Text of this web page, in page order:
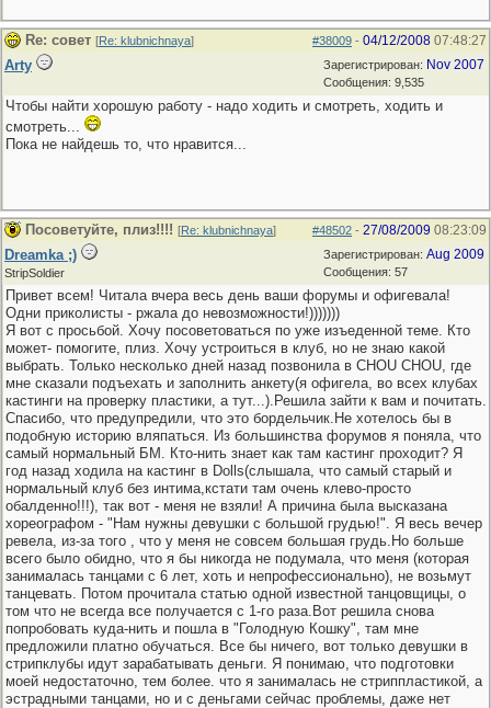
#38009 - 04/12/2008 07:48:27
Re: совет [Re: klubnichnaya]
Зарегистрирован: Nov 2007
Сообщения: 9,535
Arty
Чтобы найти хорошую работу - надо ходить и смотреть, ходить и
смотреть...
Пока не найдешь то, что нравится...
#48502 - 27/08/2009 08:23:09
Посоветуйте, плиз!!!! [Re: klubnichnaya]
Зарегистрирован: Aug 2009
Сообщения: 57
Dreamka ;)
StripSoldier
Привет всем! Читала вчера весь день ваши форумы и офигевала!
Одни приколисты - ржала до невозможности!)))))))
Я вот с просьбой. Хочу посоветоваться по уже изъеденной теме. Кто
может- помогите, плиз. Хочу устроиться в клуб, но не знаю какой
выбрать. Только несколько дней назад позвонила в CHOU CHOU, где
мне сказали подъехать и заполнить анкету(я офигела, во всех клубах
кастинги на проверку пластики, а тут...).Решила зайти к вам и почитать.
Спасибо, что предупредили, что это бордельчик.Не хотелось бы в
подобную историю вляпаться. Из большинства форумов я поняла, что
самый нормальный БМ. Кто-нить знает как там кастинг проходит? Я
год назад ходила на кастинг в Dolls(слышала, что самый старый и
нормальный клуб без интима,кстати там очень клево-просто
обалденно!!!), так вот - меня не взяли! А причина была высказана
хореографом - "Нам нужны девушки с большой грудью!". Я весь вечер
ревела, из-за того , что у меня не совсем большая грудь.Но больше
всего было обидно, что я бы никогда не подумала, что меня (которая
занималась танцами с 6 лет, хоть и непрофессионально), не возьмут
танцевать. Потом прочитала статью одной известной танцовщицы, о
том что не всегда все получается с 1-го раза.Вот решила снова
попробовать куда-нить и пошла в "Голодную Кошку", там мне
предложили платно обучаться. Все бы ничего, вот только девушки в
стрипклубы идут зарабатывать деньги. Я понимаю, что подготовки
моей недостаточно, тем более. что я занималась не стриппластикой, а
эстрадными танцами, но и с деньгами сейчас проблемы, даже нет